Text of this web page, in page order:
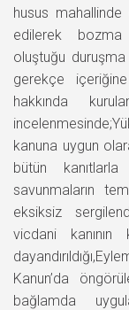
husus mahallinde
edilerek bozma
oluştuğu
gerekçe
hakkında
kanuna uygun
bütün
savunmaların
eksiksiz
vicdani
Kanun’da
bağlamda